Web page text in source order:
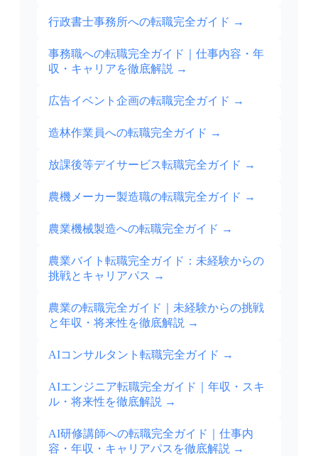
行政書士事務所への転職完全ガイド →
事務職への転職完全ガイド｜仕事内容・年
収・キャリアを徹底解説 →
広告イベント企画の転職完全ガイド →
造林作業員への転職完全ガイド →
放課後等デイサービス転職完全ガイド →
農機メーカー製造職の転職完全ガイド →
農業機械製造への転職完全ガイド →
農業バイト転職完全ガイド：未経験からの
挑戦とキャリアパス →
農業の転職完全ガイド｜未経験からの挑戦
と年収・将来性を徹底解説 →
AIコンサルタント転職完全ガイド →
AIエンジニア転職完全ガイド｜年収・スキ
ル・将来性を徹底解説 →
AI研修講師への転職完全ガイド｜仕事内
容・年収・キャリアパスを徹底解説 →